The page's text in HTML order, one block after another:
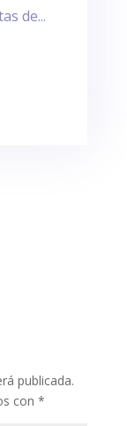
de...
publicada.
con *